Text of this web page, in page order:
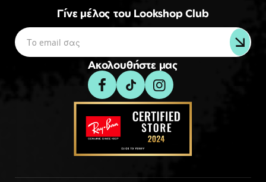
Γίνε μέλος του Lookshop Club
Ακολουθήστε μας